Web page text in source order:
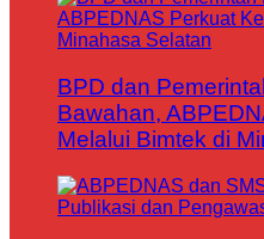
BPD dan
Bawahan,
Melalui Bimtek di